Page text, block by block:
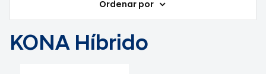
Ordenar por
KONA Híbrido